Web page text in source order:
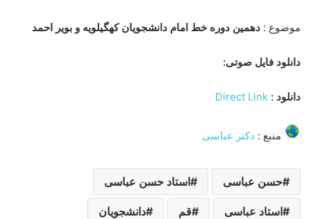
موضوع : دهمین دوره خط امام دانشجویان کهگیلویه و بویر احمد
دانلود فایل صوتی:
دانلود : Direct Link
منبع : دکتر عباسی
حسن عباسی استاد حسن عباسی
استاد عباسی قم دانشجویان